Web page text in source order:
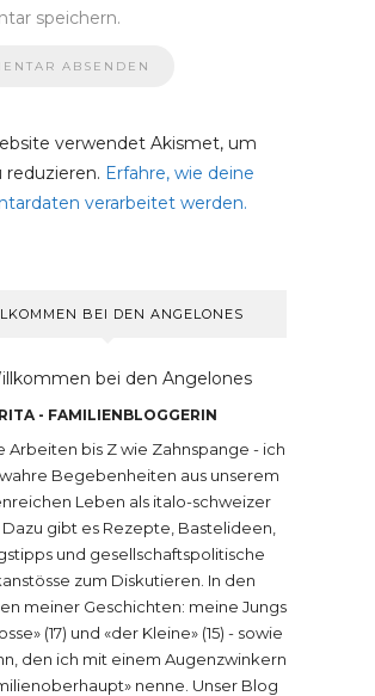
speichern.
verwendet Akismet, um
reduzieren. Erfahre, wie deine
verarbeitet werden.
BEI DEN ANGELONES
RITA - FAMILIENBLOGGERIN
Arbeiten bis Z wie Zahnspange - ich
Begebenheiten aus unserem
Leben als italo-schweizer
Dazu gibt es Rezepte, Bastelideen,
und gesellschaftspolitische
zum Diskutieren. In den
meiner Geschichten: meine Jungs
(17) und «der Kleine» (15) - sowie
den ich mit einem Augenzwinkern
nenne. Unser Blog